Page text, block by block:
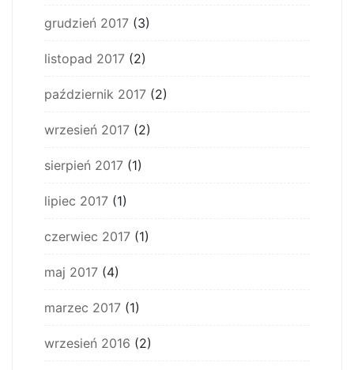
grudzień 2017 (3)
listopad 2017 (2)
październik 2017 (2)
wrzesień 2017 (2)
sierpień 2017 (1)
lipiec 2017 (1)
czerwiec 2017 (1)
maj 2017 (4)
marzec 2017 (1)
wrzesień 2016 (2)